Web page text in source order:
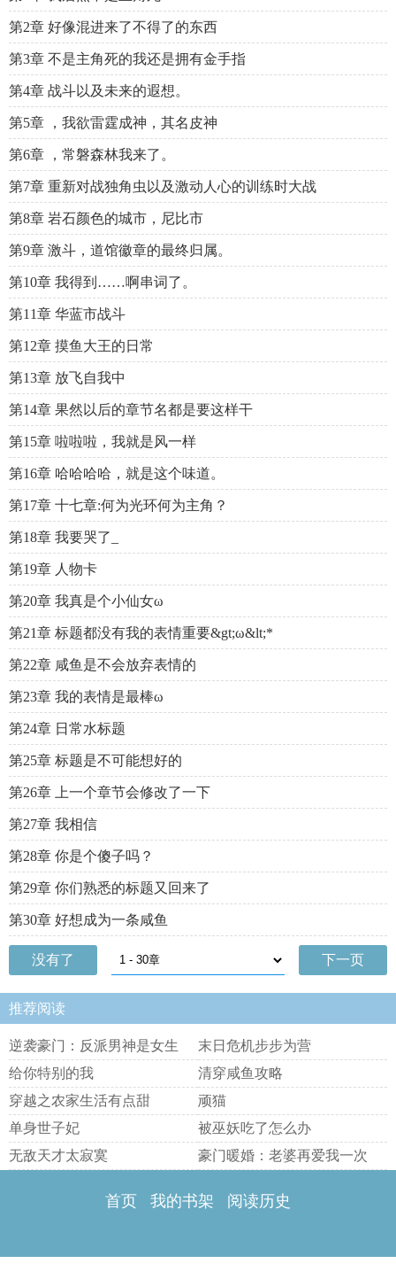
第2章 好像混进来了不得了的东西
第3章 不是主角死的我还是拥有金手指
第4章 战斗以及未来的遐想。
第5章 ，我欲雷霆成神，其名皮神
第6章 ，常磐森林我来了。
第7章 重新对战独角虫以及激动人心的训练时大战
第8章 岩石颜色的城市，尼比市
第9章 激斗，道馆徽章的最终归属。
第10章 我得到……啊串词了。
第11章 华蓝市战斗
第12章 摸鱼大王的日常
第13章 放飞自我中
第14章 果然以后的章节名都是要这样干
第15章 啦啦啦，我就是风一样
第16章 哈哈哈哈，就是这个味道。
第17章 十七章:何为光环何为主角？
第18章 我要哭了_
第19章 人物卡
第20章 我真是个小仙女ω
第21章 标题都没有我的表情重要&gt;ω&lt;*
第22章 咸鱼是不会放弃表情的
第23章 我的表情是最棒ω
第24章 日常水标题
第25章 标题是不可能想好的
第26章 上一个章节会修改了一下
第27章 我相信
第28章 你是个傻子吗？
第29章 你们熟悉的标题又回来了
第30章 好想成为一条咸鱼
没有了 下一页
推荐阅读
逆袭豪门：反派男神是女生
末日危机步步为营
给你特别的我
清穿咸鱼攻略
穿越之农家生活有点甜
顽猫
单身世子妃
被巫妖吃了怎么办
无敌天才太寂寞
豪门暖婚：老婆再爱我一次
首页 我的书架 阅读历史